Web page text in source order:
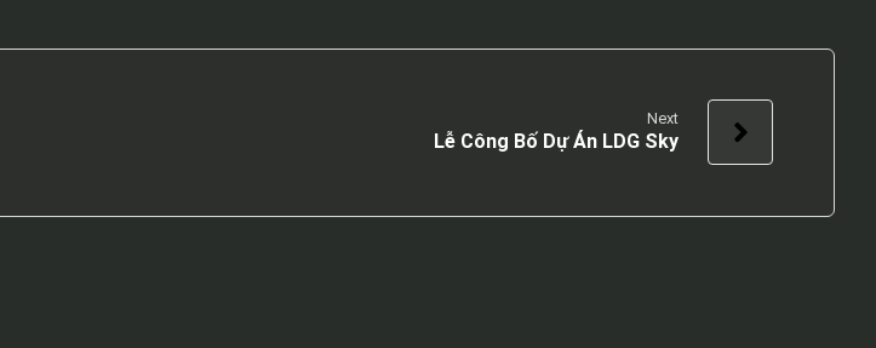
Next
Lễ Công Bố Dự Án LDG Sky